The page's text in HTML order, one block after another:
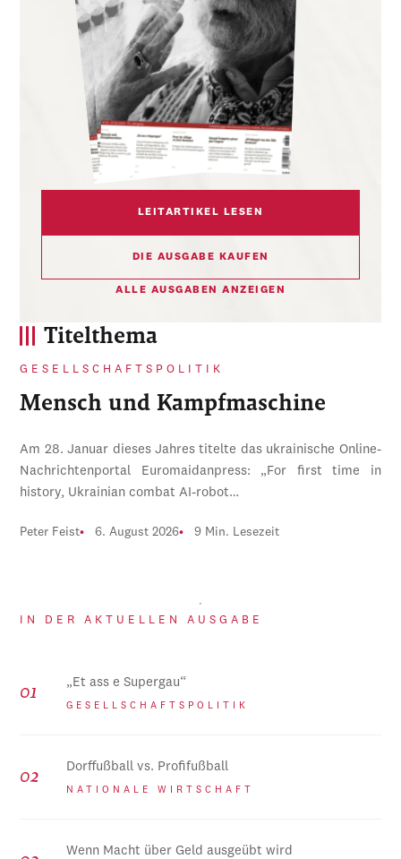
Titelthema
GESELLSCHAFTSPOLITIK
Mensch und Kampfmaschine
Am 28. Januar dieses Jahres titelte das ukrainische Online-
Nachrichtenportal Euromaidanpress: „For first time in
history, Ukrainian combat AI-robot…
Peter Feist 6. August 2026 9 Min. Lesezeit
IN DER AKTUELLEN AUSGABE
„Et ass e Supergau“
GESELLSCHAFTSPOLITIK
Dorffußball vs. Profifußball
NATIONALE WIRTSCHAFT
Wenn Macht über Geld ausgeübt wird
LEITARTIKEL LESEN
DIE AUSGABE KAUFEN
ALLE AUSGABEN ANZEIGEN